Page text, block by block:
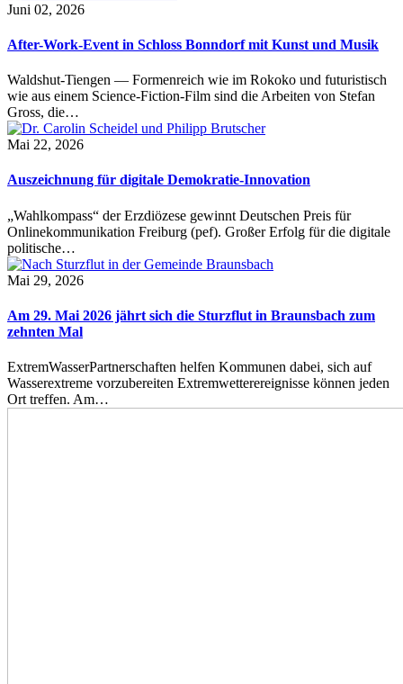
Juni 02, 2026
After-Work-Event in Schloss Bonndorf mit Kunst und Musik
Waldshut-Tiengen — Formenreich wie im Rokoko und futuristisch
wie aus einem Science-Fiction-Film sind die Arbeiten von Stefan
Gross, die…
Mai 22, 2026
Auszeichnung für digitale Demokratie-Innovation
„Wahlkompass“ der Erzdiözese gewinnt Deutschen Preis für
Onlinekommunikation Freiburg (pef). Großer Erfolg für die digitale
politische…
Mai 29, 2026
Am 29. Mai 2026 jährt sich die Sturzflut in Braunsbach zum
zehnten Mal
ExtremWasserPartnerschaften helfen Kommunen dabei, sich auf
Wasserextreme vorzubereiten Extremwetterereignisse können jeden
Ort treffen. Am…